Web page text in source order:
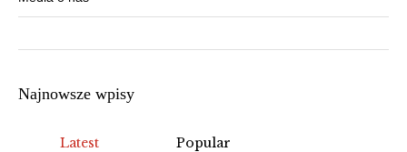
Najnowsze wpisy
Latest Popular